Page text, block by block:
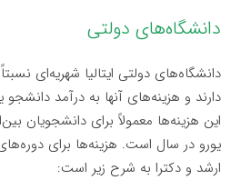
دانشگاه‌های دولتی
دانشگاه‌های دولتی ایتالیا شهریه‌ای
دارند و هزینه‌های آنها به درآمد دانشجو
یورو در سال است. هزینه‌ها برای
ارشد و دکترا به شرح زیر است: